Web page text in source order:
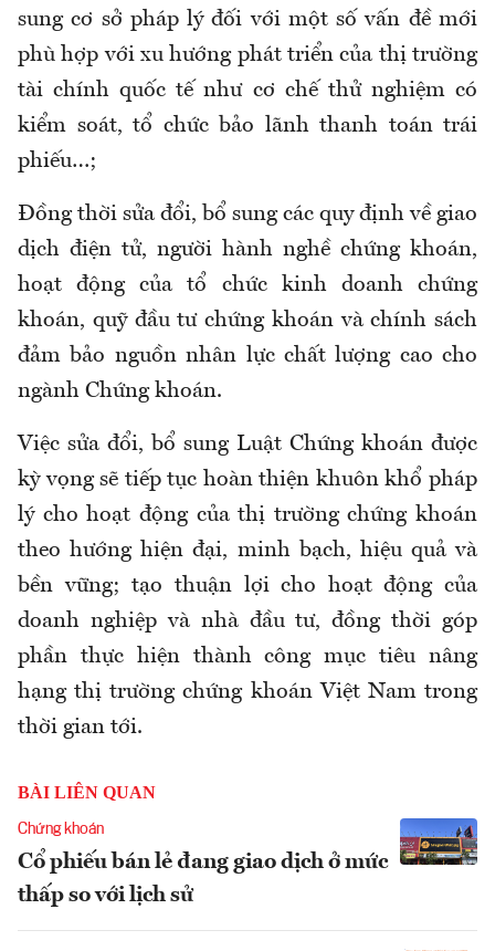
sung cơ sở pháp lý đối với một số vấn đề mới
phù hợp với xu hướng phát triển của thị trường
tài chính quốc tế như cơ chế thử nghiệm có
kiểm soát, tổ chức bảo lãnh thanh toán trái
phiếu…;
Đồng thời sửa đổi, bổ sung các quy định về giao
dịch điện tử, người hành nghề chứng khoán,
hoạt động của tổ chức kinh doanh chứng
khoán, quỹ đầu tư chứng khoán và chính sách
đảm bảo nguồn nhân lực chất lượng cao cho
ngành Chứng khoán.
Việc sửa đổi, bổ sung Luật Chứng khoán được
kỳ vọng sẽ tiếp tục hoàn thiện khuôn khổ pháp
lý cho hoạt động của thị trường chứng khoán
theo hướng hiện đại, minh bạch, hiệu quả và
bền vững; tạo thuận lợi cho hoạt động của
doanh nghiệp và nhà đầu tư, đồng thời góp
phần thực hiện thành công mục tiêu nâng
hạng thị trường chứng khoán Việt Nam trong
thời gian tới.
BÀI LIÊN QUAN
Chứng khoán
Cổ phiếu bán lẻ đang giao dịch ở mức
thấp so với lịch sử